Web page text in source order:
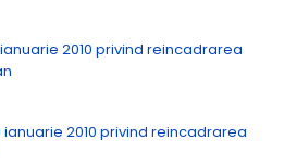
ianuarie 2010 privind reincadrarea
ianuarie 2010 privind reincadrarea